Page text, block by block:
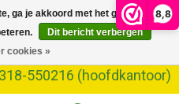
8,8
550216 (hoofdkantoor)
ga je akkoord met het gebruik van
Dit bericht verbergen
cookies »